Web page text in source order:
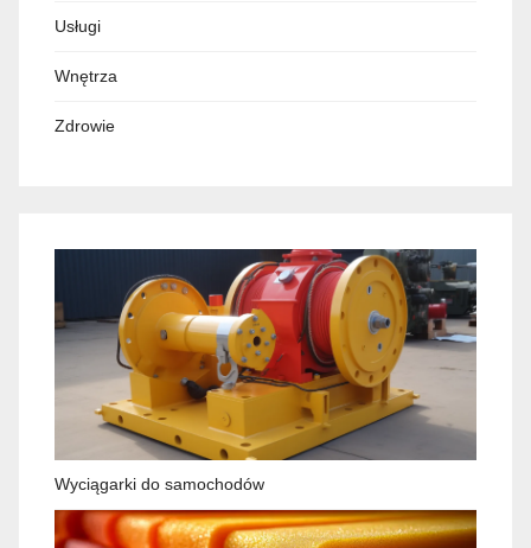
Usługi
Wnętrza
Zdrowie
Wyciągarki do samochodów